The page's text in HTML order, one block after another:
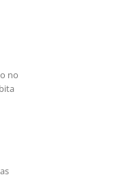
no